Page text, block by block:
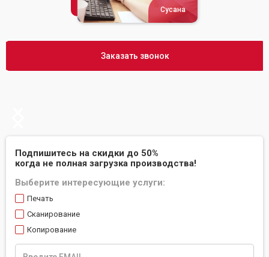
Сусана
Заказать звонок
Подпишитесь на скидки до 50%
когда не полная загрузка производства!
Выберите интересующие услуги:
Печать
Сканирование
Копирование